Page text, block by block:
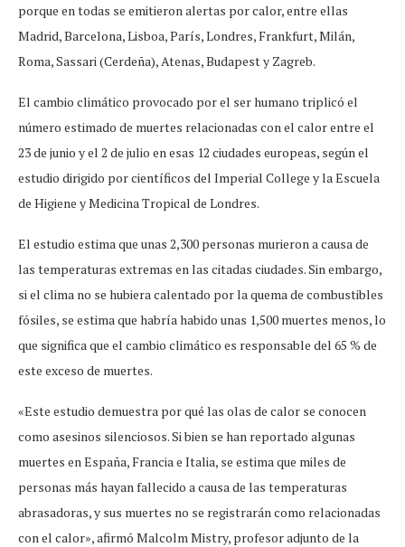
porque en todas se emitieron alertas por calor, entre ellas
Madrid, Barcelona, Lisboa, París, Londres, Frankfurt, Milán,
Roma, Sassari (Cerdeña), Atenas, Budapest y Zagreb.
El cambio climático provocado por el ser humano triplicó el
número estimado de muertes relacionadas con el calor entre el
23 de junio y el 2 de julio en esas 12 ciudades europeas, según el
estudio dirigido por científicos del Imperial College y la Escuela
de Higiene y Medicina Tropical de Londres.
El estudio estima que unas 2,300 personas murieron a causa de
las temperaturas extremas en las citadas ciudades. Sin embargo,
si el clima no se hubiera calentado por la quema de combustibles
fósiles, se estima que habría habido unas 1,500 muertes menos, lo
que significa que el cambio climático es responsable del 65 % de
este exceso de muertes.
«Este estudio demuestra por qué las olas de calor se conocen
como asesinos silenciosos. Si bien se han reportado algunas
muertes en España, Francia e Italia, se estima que miles de
personas más hayan fallecido a causa de las temperaturas
abrasadoras, y sus muertes no se registrarán como relacionadas
con el calor», afirmó Malcolm Mistry, profesor adjunto de la